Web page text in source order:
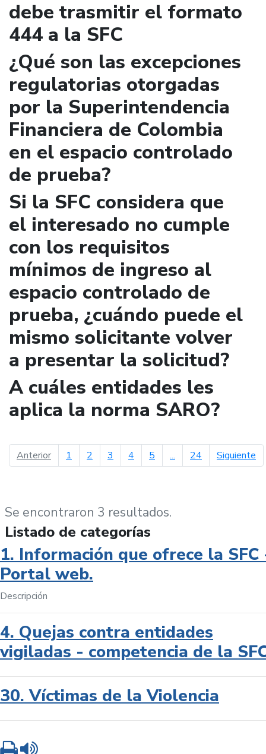
debe trasmitir el formato
444 a la SFC
¿Qué son las excepciones
regulatorias otorgadas
por la Superintendencia
Financiera de Colombia
en el espacio controlado
de prueba?
Si la SFC considera que
el interesado no cumple
con los requisitos
mínimos de ingreso al
espacio controlado de
prueba, ¿cuándo puede el
mismo solicitante volver
a presentar la solicitud?
A cuáles entidades les
aplica la norma SARO?
Anteriorpágina anterior
1 2 3 4 5 ... 24 Siguiente
Se encontraron 3 resultados.
Listado de categorías
1. Información que ofrece la SFC
Portal web.
Descripción
4. Quejas contra entidades
vigiladas - competencia de la
30. Víctimas de la Violencia
Imprimir